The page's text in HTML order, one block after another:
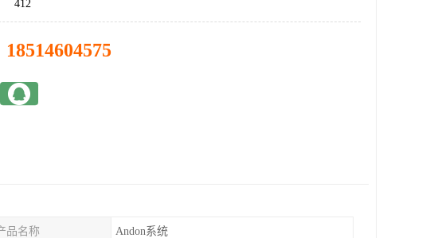
412
18514604575
品名称 Andon系统